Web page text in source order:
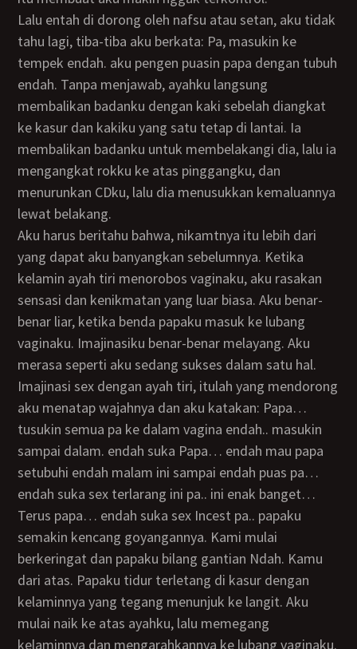
Lalu entah di dorong oleh nafsu atau setan, aku tidak
tahu lagi, tiba-tiba aku berkata: Pa, masukin ke
tempek endah. aku pengen puasin papa dengan tubuh
endah. Tanpa menjawab, ayahku langsung
membalikan badanku dengan kaki sebelah diangkat
ke kasur dan kakiku yang satu tetap di lantai. Ia
membalikan badanku untuk membelakangi dia, lalu ia
mengangkat rokku ke atas pinggangku, dan
menurunkan CDku, lalu dia menusukkan kemaluannya
lewat belakang.
Aku harus beritahu bahwa, nikamtnya itu lebih dari
yang dapat aku banyangkan sebelumnya. Ketika
kelamin ayah tiri menorobos vaginaku, aku rasakan
sensasi dan kenikmatan yang luar biasa. Aku benar-
benar liar, ketika benda papaku masuk ke lubang
vaginaku. Imajinasiku benar-benar melayang. Aku
merasa seperti aku sedang sukses dalam satu hal.
Imajinasi sex dengan ayah tiri, itulah yang mendorong
aku menatap wajahnya dan aku katakan: Papa…
tusukin semua pa ke dalam vagina endah.. masukin
sampai dalam. endah suka Papa… endah mau papa
setubuhi endah malam ini sampai endah puas pa…
endah suka sex terlarang ini pa.. ini enak banget…
terus papa… endah suka sex Incest pa.. papaku
semakin kencang goyangannya. Kami mulai
berkeringat dan papaku bilang gantian Ndah. Kamu
dari atas. Papaku tidur terletang di kasur dengan
kelaminnya yang tegang menunjuk ke langit. Aku
mulai naik ke atas ayahku, lalu memegang
kelaminnya dan mengarahkannya ke lubang vaginaku.